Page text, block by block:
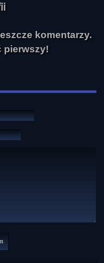
komentarzy.
pierwszy!